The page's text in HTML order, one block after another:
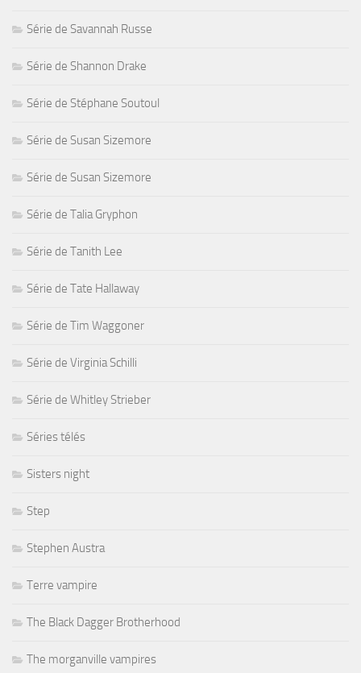
Série de Savannah Russe
Série de Shannon Drake
Série de Stéphane Soutoul
Série de Susan Sizemore
Série de Susan Sizemore
Série de Talia Gryphon
Série de Tanith Lee
Série de Tate Hallaway
Série de Tim Waggoner
Série de Virginia Schilli
Série de Whitley Strieber
Séries télés
Sisters night
Step
Stephen Austra
Terre vampire
The Black Dagger Brotherhood
The morganville vampires